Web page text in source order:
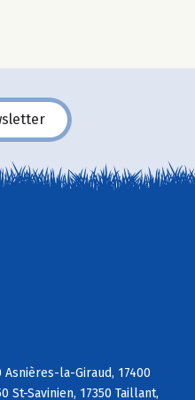
Asnières-la-Giraud, 17400
St-Savinien, 17350 Taillant,